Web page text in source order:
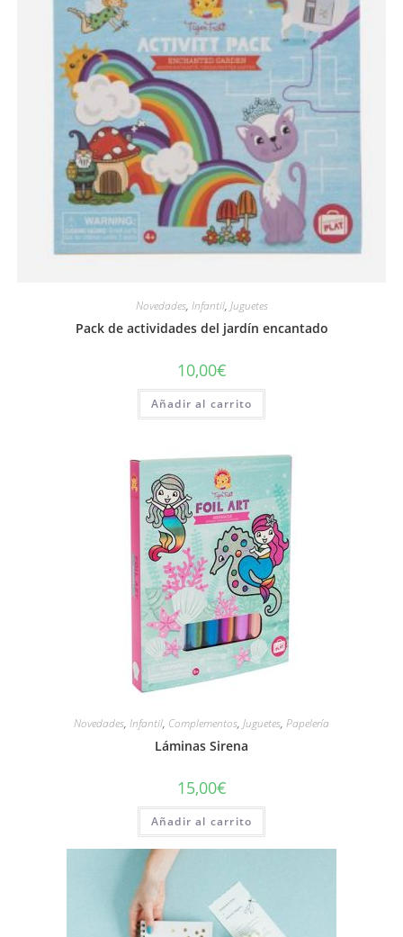
Novedades, Infantil, Juguetes
Pack de actividades del jardín encantado
10,00€
Añadir al carrito
Novedades, Infantil, Complementos, Juguetes, Papelería
Láminas Sirena
15,00€
Añadir al carrito